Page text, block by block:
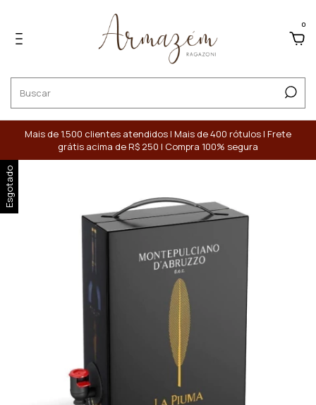
0
Mais de 1.500 clientes atendidos | Mais de 400 rótulos | Frete
grátis acima de R$ 250 | Compra 100% segura
Esgotado